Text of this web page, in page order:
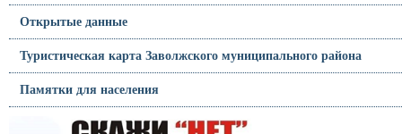
Открытые данные
Туристическая карта Заволжского муниципального района
Памятки для населения